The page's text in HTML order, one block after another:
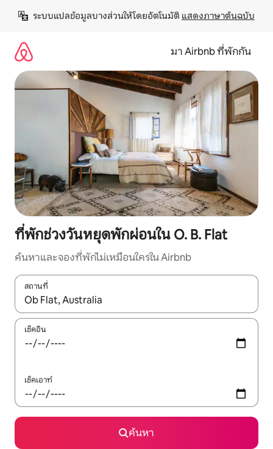
เนื้อหา
ระบบแปลข้อมูลบางส่วนให้โดยอัตโนมัติ แสดงภาษาต้นฉบับ
มา Airbnb ที่พักกัน
ที่พักช่วงวันหยุดพักผ่อนใน O. B. Flat
ค้นหาและจองที่พักไม่เหมือนใครใน Airbnb
สถานที่
ใช้ลูกศรขึ้นลง หรือใช้การสัมผัสหรือปัด เพื่อสำรวจผลการค้นหา
เช็คอิน
เช็คเอาท์
ค้นหา